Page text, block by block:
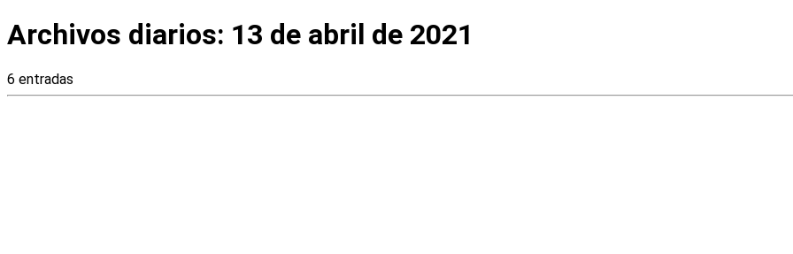
Archivos diarios: 13 de abril de 2021
6 entradas